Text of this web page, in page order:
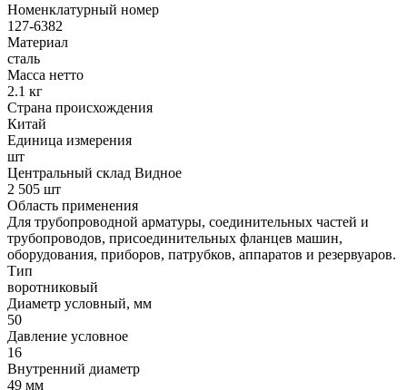
Номенклатурный номер
127-6382
Материал
сталь
Масса нетто
2.1 кг
Страна происхождения
Китай
Единица измерения
шт
Центральный склад Видное
2 505 шт
Область применения
Для трубопроводной арматуры, соединительных частей и
трубопроводов, присоединительных фланцев машин,
оборудования, приборов, патрубков, аппаратов и резервуаров.
Тип
воротниковый
Диаметр условный, мм
50
Давление условное
16
Внутренний диаметр
49 мм